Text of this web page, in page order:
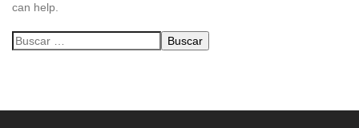
can help.